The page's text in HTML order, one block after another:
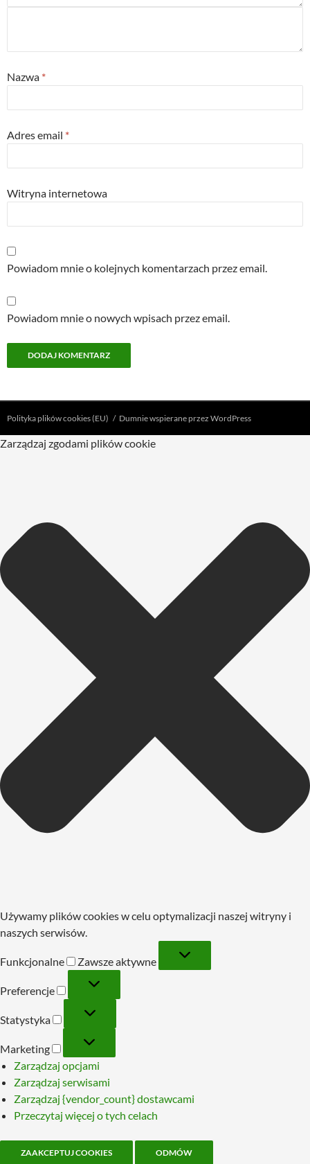
Nazwa *
Adres email *
Witryna internetowa
Powiadom mnie o kolejnych komentarzach przez email.
Powiadom mnie o nowych wpisach przez email.
Polityka plików cookies (EU) Dumnie wspierane przez WordPress
Zarządzaj zgodami plików cookie
Używamy plików cookies w celu optymalizacji naszej witryny i
naszych serwisów.
Funkcjonalne
Zawsze aktywne
Preferencje
Statystyka
Marketing
Zarządzaj opcjami
Zarządzaj serwisami
Zarządzaj {vendor_count} dostawcami
Przeczytaj więcej o tych celach
ZAAKCEPTUJ COOKIES ODMÓW